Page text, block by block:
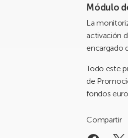
Módulo
La
activación
encargado
Todo este
de
fondos
Compartir